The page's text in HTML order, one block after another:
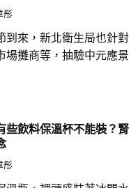
彤
到來，新北衛生局也針對
場攤商等，抽驗中元應景
些飲料保溫杯不能裝？腎
彤